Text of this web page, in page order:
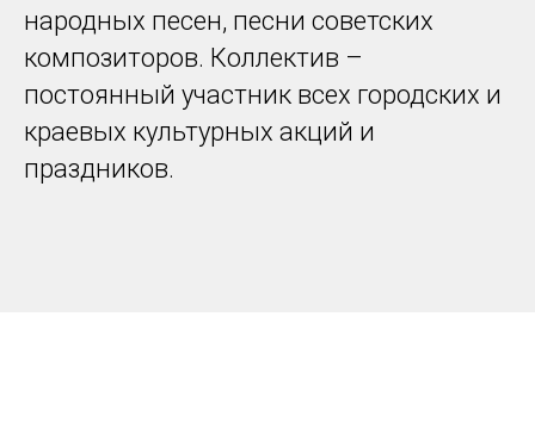
народных песен, песни советских
композиторов. Коллектив –
постоянный участник всех городских и
краевых культурных акций и
праздников.